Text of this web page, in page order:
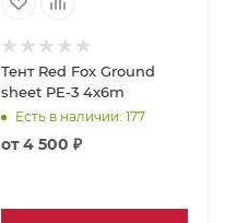
Тент Red Fox Ground
sheet PE-3 4x6m
Есть в наличии: 177
от4 500 ₽